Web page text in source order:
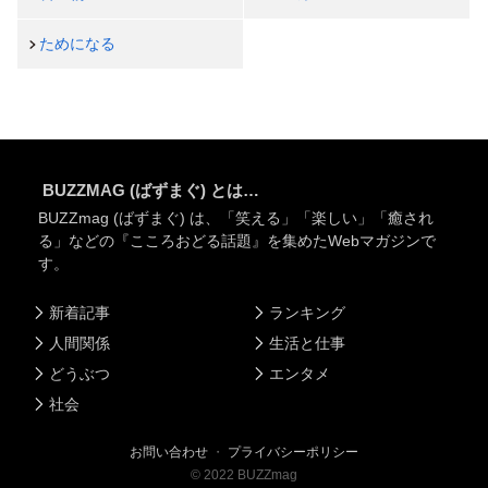
ためになる
BUZZMAG (ばずまぐ) とは…
BUZZmag (ばずまぐ) は、「笑える」「楽しい」「癒され
る」などの『こころおどる話題』を集めたWebマガジンで
す。
新着記事
人間関係
どうぶつ
社会
ランキング
生活と仕事
エンタメ
お問い合わせ ・ プライバシーポリシー
© 2022 BUZZmag